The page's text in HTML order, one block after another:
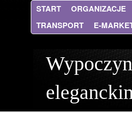
START ORGANIZACJE
TRANSPORT
E-